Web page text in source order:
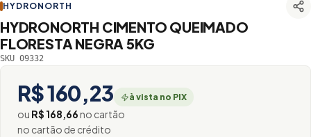
HYDRONORTH
HYDRONORTH CIMENTO QUEIMADO
FLORESTA NEGRA 5KG
SKU 09332
R$ 160,23 à vista no PIX
ou R$ 168,66no cartão
no cartão de crédito